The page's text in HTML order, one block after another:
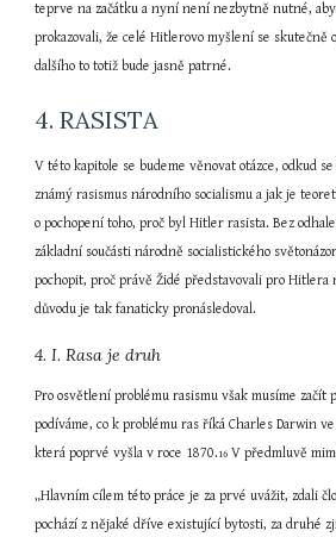
teprve na začátku a nyní není nezbytně nutné,
prokazovali, že celé Hitlerovo myšlení se skutečně
dalšího to totiž bude jasně patrné.
4. RASISTA
V této kapitole se budeme věnovat otázce, odkud
známý rasismus národního socialismu a jak je
o pochopení toho, proč byl Hitler rasista. Bez
základní součásti národně socialistického
pochopit, proč právě Židé představovali pro Hitlera
důvodu je tak fanaticky pronásledoval.
4. I. Rasa je druh
Pro osvětlení problému rasismu však musíme začít
podíváme, co k problému ras říká Charles Darwin
která poprvé vyšla v roce 1870.16 V předmluvě
„Hlavním cílem této práce je za prvé uvážit, zdali
pochází z nějaké dříve existující bytosti, za druhé